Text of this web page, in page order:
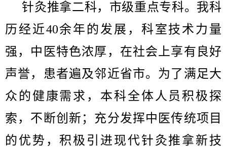
针灸推拿二科，市级重点专科。我科
历经近40余年的发展，科室技术力量
强，中医特色浓厚，在社会上享有良好
声誉，患者遍及邻近省市。为了满足大
众的健康需求，本科全体人员积极探
索，不断创新；充分发挥中医传统项目
的优势，积极引进现代针灸推拿新技